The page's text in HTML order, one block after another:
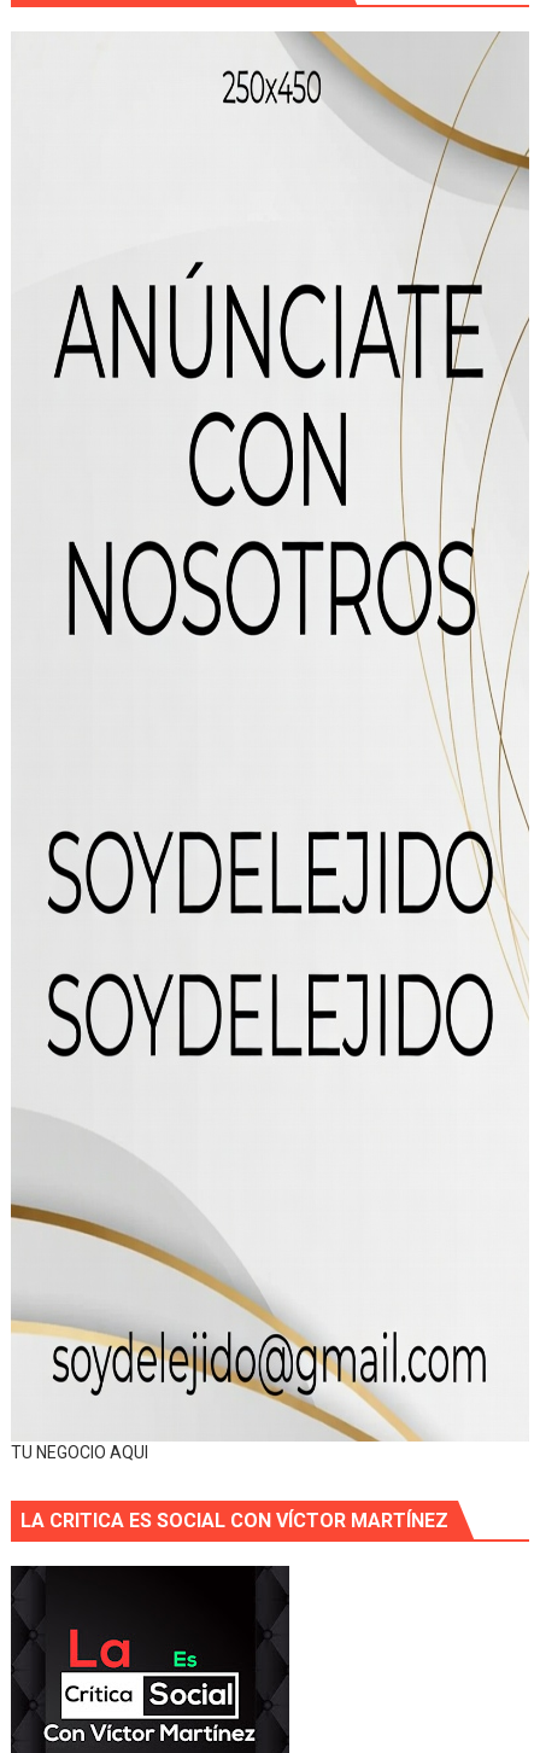
TU NEGOCIO AQUI
LA CRITICA ES SOCIAL CON VÍCTOR MARTÍNEZ